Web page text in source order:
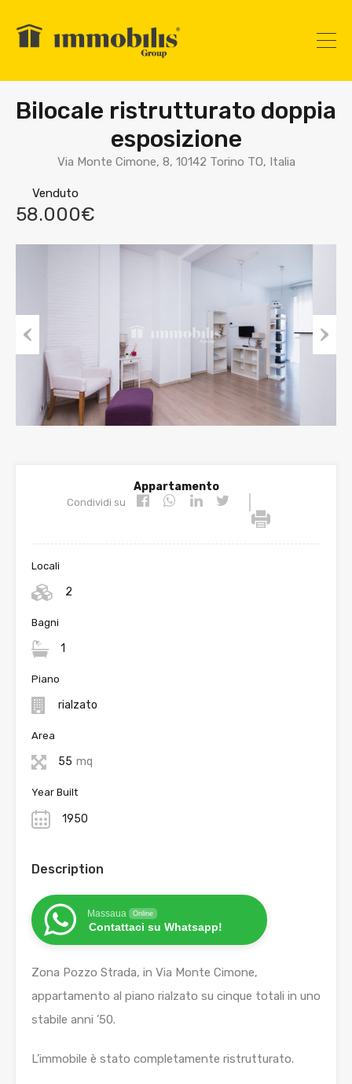
Bilocale ristrutturato doppia
esposizione
Via Monte Cimone, 8, 10142 Torino TO, Italia
Venduto
58.000€
Appartamento
Condividi su
Locali
2
Bagni
1
Piano
rialzato
Area
55 mq
Year Built
1950
Description
Massaua Online
Contattaci su Whatsapp!
Zona Pozzo Strada, in Via Monte Cimone,
appartamento al piano rialzato su cinque totali in uno
stabile anni ’50.
L’immobile è stato completamente ristrutturato.